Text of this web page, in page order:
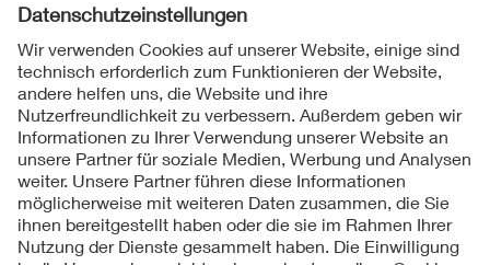
Folgen Sie uns